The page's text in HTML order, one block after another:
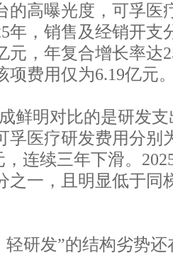
的高曝光度，可孚医
年，销售及经销开支
元，年复合增长率达
项费用仅为6.19亿元
鲜明对比的是研发
孚医疗研发费用分别
，连续三年下滑。
之一，且明显低于同
轻研发”的结构劣势